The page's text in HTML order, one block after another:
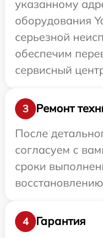
указанному
оборудования
серьезной
обеспечим
сервисный
3
Ремонт
После
согласуем с
сроки
4
Гарантия